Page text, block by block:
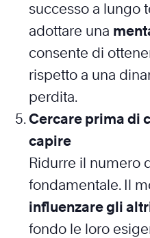
successo a lungo
adottare una
consente di
rispetto a una
perdita.
Cercare prima di
capire
Ridurre il numero
fondamentale. Il
influenzare gli
fondo le loro